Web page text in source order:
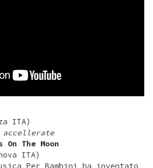
ITA)
On The Moon
ITA)